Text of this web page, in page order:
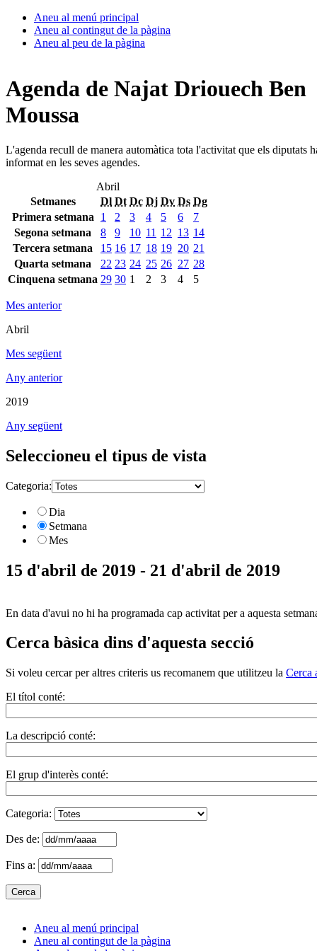
Aneu al menú principal
Aneu al contingut de la pàgina
Aneu al peu de la pàgina
Agenda de Najat Driouech Ben
Moussa
L'agenda recull de manera automàtica tota l'activitat que els diputats
informat en les seves agendes.
Abril
Setmanes
Dl Dt Dc Dj Dv Ds Dg
Primera setmana
1 2 3 4 5 6
7
Segona setmana
8 9 10 11 12 13 14
Tercera setmana
15 16 17 18 19 20 21
Quarta setmana
22 23 24 25 26 27 28
Cinquena setmana 29 30 1 2 3 4 5
Mes anterior
Abril
Mes següent
Any anterior
2019
Any següent
Seleccioneu el tipus de vista
Categoria:
Dia
Setmana
Mes
15 d'abril de 2019 - 21 d'abril de 2019
En data d'avui no hi ha programada cap activitat per a aquesta
Cerca bàsica dins d'aquesta secció
Si voleu cercar per altres criteris us recomanem que utilitzeu la Cerca
El títol conté:
La descripció conté:
El grup d'interès conté:
Categoria:
Des de:
Fins a:
Aneu al menú principal
Aneu al contingut de la pàgina